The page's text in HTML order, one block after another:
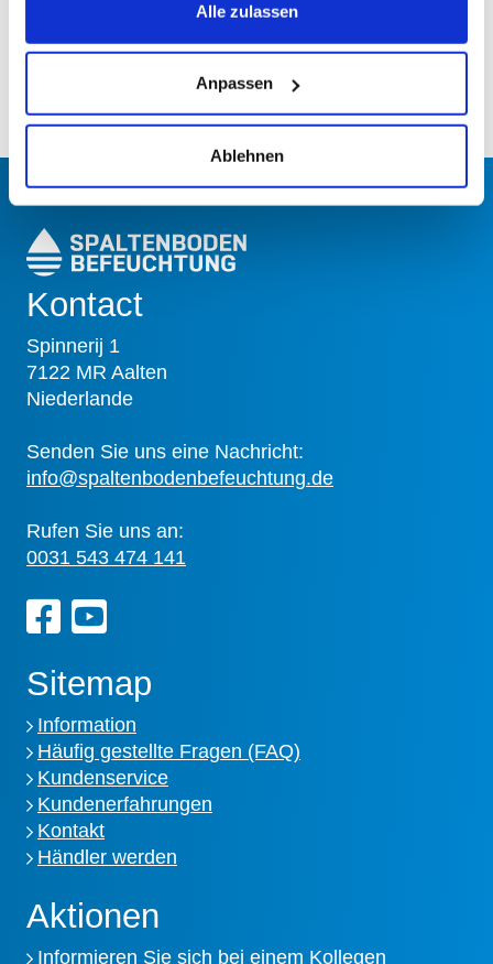
Alle zulassen
Anpassen
Ablehnen
Garantie
Kontact
Spinnerij 1
7122 MR Aalten
Niederlande
Senden Sie uns eine Nachricht:
info@spaltenbodenbefeuchtung.de
Rufen Sie uns an:
0031 543 474 141
Sitemap
Information
Häufig gestellte Fragen (FAQ)
Kundenservice
Kundenerfahrungen
Kontakt
Händler werden
Aktionen
Informieren Sie sich bei einem Kollegen